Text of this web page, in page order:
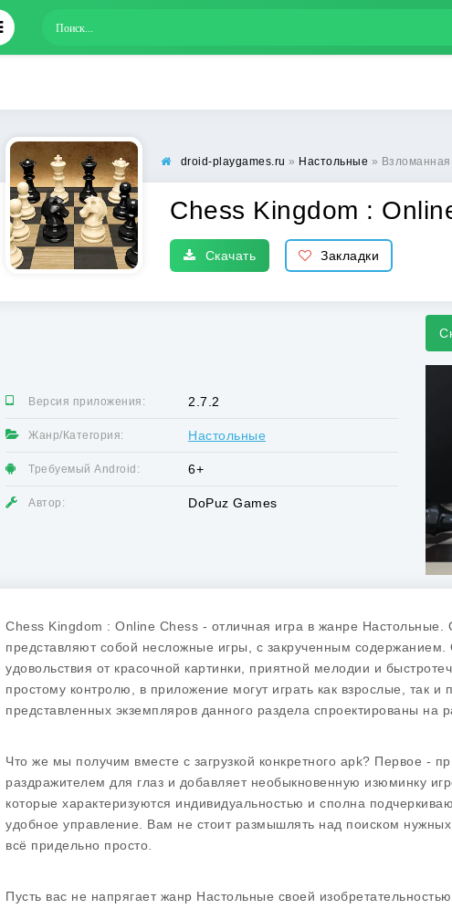
droid-playgames.ru » Настольные » Взломанная
Chess Kingdom :
Скачать Закладки
Версия приложения: 2.7.2
Жанр/Категория: Настольные
Требуемый Android: 6+
Автор: DoPuz Games
Chess Kingdom : Online Chess - отличная игра в жанре Настольные.
представляют собой несложные игры, с закрученным
удовольствия от красочной картинки, приятной мелодии и
простому контролю, в приложение могут играть как взрослые, так
представленных экземпляров данного раздела спроектированы на
Что же мы получим вместе с загрузкой конкретного apk? Первое -
раздражителем для глаз и добавляет необыкновенную изюминку
которые характеризуются индивидуальностью и сполна
удобное управление. Вам не стоит размышлять над поиском
всё придельно просто.
Пусть вас не напрягает жанр Настольные своей